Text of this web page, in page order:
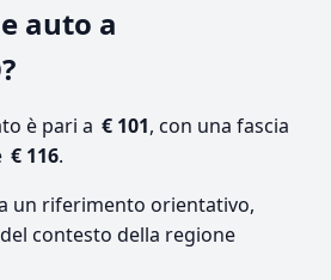
auto a
è pari a € 101, con una fascia
€ 116.
un riferimento orientativo,
contesto della regione